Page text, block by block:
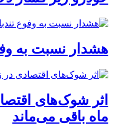
هشدار نسبت به
ماه باقی می‌ماند